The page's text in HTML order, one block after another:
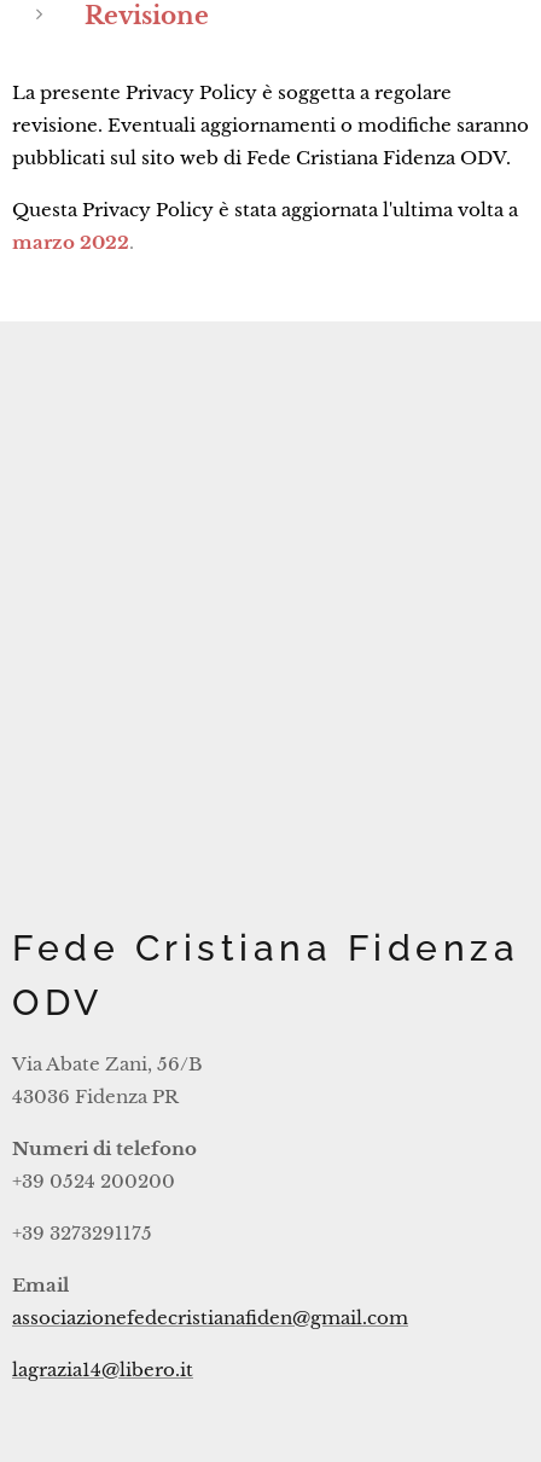
Revisione
La presente Privacy Policy è soggetta a regolare
revisione. Eventuali aggiornamenti o modifiche saranno
pubblicati sul sito web di Fede Cristiana Fidenza ODV.
Questa Privacy Policy è stata aggiornata l'ultima volta a
marzo 2022.
Fede Cristiana Fidenza
ODV
Via Abate Zani, 56/B
43036 Fidenza PR
Numeri di telefono
+39 0524 200200
+39 3273291175
Email
associazionefedecristianafiden@gmail.com
lagrazia14@libero.it